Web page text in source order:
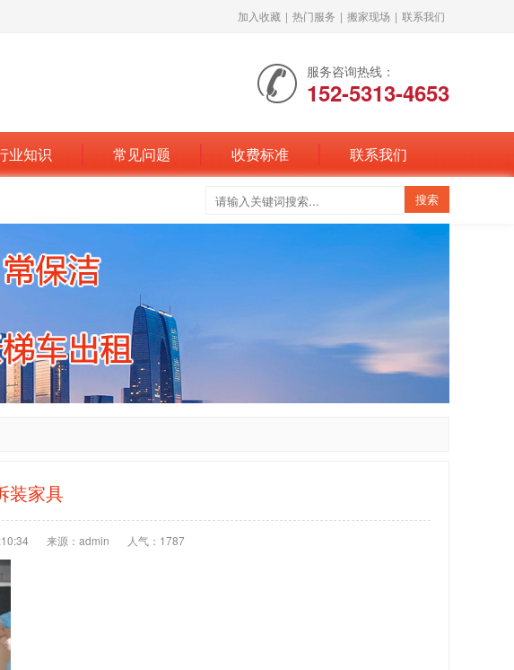
加入收藏 | 热门服务 | 搬家现场 | 联系我们
服务咨询热线：
152-5313-4653
业知识 常见问题 收费标准 联系我们
装家具
来源：admin 人气：1787